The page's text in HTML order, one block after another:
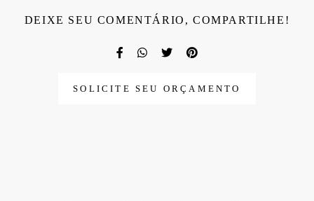
DEIXE SEU COMENTÁRIO, COMPARTILHE!
SOLICITE SEU ORÇAMENTO